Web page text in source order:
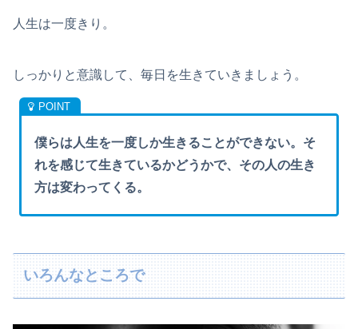
人生は一度きり。
しっかりと意識して、毎日を生きていきましょう。
僕らは人生を一度しか生きることができない。そ
れを感じて生きているかどうかで、その人の生き
方は変わってくる。
いろんなところで